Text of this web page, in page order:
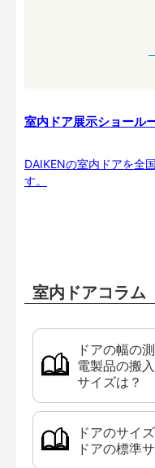
室内ドア展示ショール
DAIKENの室内ドアを全
す。
室内ドアコラム
ドアの幅の
電製品の搬
サイズは？
ドアのサイ
ドアの標準